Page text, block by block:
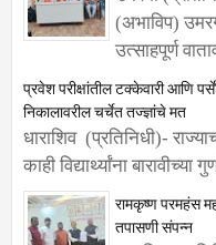
उमरगा
(अभाविप)
प्रवेश परीक्षांतील टक्केवारी आणि
निकालावरील चर्चेत तज्ज्ञांचे मत
धाराशिव (प्रतिनिधी)-
काही विद्यार्थ्यांना
रामकृष्ण परमहंस